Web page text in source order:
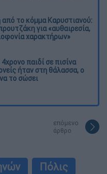
το κόμμα Καρυστιανού:
για «αυθαιρεσία,
χαρακτήρων»
παιδί σε πισίνα
ήταν στη θάλασσα, ο
το σώσει
επόμενο
άρθρο
Πόλις